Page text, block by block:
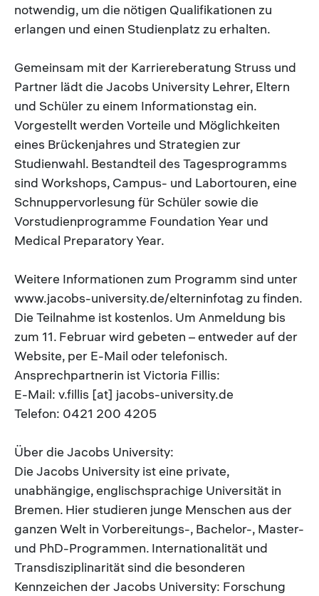
notwendig, um die nötigen Qualifikationen zu
erlangen und einen Studienplatz zu erhalten.
Gemeinsam mit der Karriereberatung Struss und
Partner lädt die Jacobs University Lehrer, Eltern
und Schüler zu einem Informationstag ein.
Vorgestellt werden Vorteile und Möglichkeiten
eines Brückenjahres und Strategien zur
Studienwahl. Bestandteil des Tagesprogramms
sind Workshops, Campus- und Labortouren, eine
Schnuppervorlesung für Schüler sowie die
Vorstudienprogramme Foundation Year und
Medical Preparatory Year.
Weitere Informationen zum Programm sind unter
www.jacobs-university.de/elterninfotag zu finden.
Die Teilnahme ist kostenlos. Um Anmeldung bis
zum 11. Februar wird gebeten – entweder auf der
Website, per E-Mail oder telefonisch.
Ansprechpartnerin ist Victoria Fillis:
E-Mail: v.fillis [at] jacobs-university.de
Telefon: 0421 200 4205
Über die Jacobs University:
Die Jacobs University ist eine private,
unabhängige, englischsprachige Universität in
Bremen. Hier studieren junge Menschen aus der
ganzen Welt in Vorbereitungs-, Bachelor-, Master-
und PhD-Programmen. Internationalität und
Transdisziplinarität sind die besonderen
Kennzeichen der Jacobs University: Forschung